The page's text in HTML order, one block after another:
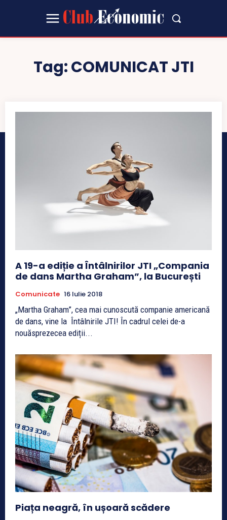
Tag:COMUNICAT JTI
A 19-a ediție a Întâlnirilor JTI „Compania
de dans Martha Graham”, la București
Comunicate 16 Iulie 2018
„Martha Graham”, cea mai cunoscută companie americană
de dans, vine la Întâlnirile JTI! În cadrul celei de-a
nouăsprezecea ediții...
Piața neagră, în ușoară scădere